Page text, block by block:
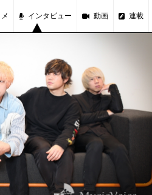
インタビュー 動画 連載